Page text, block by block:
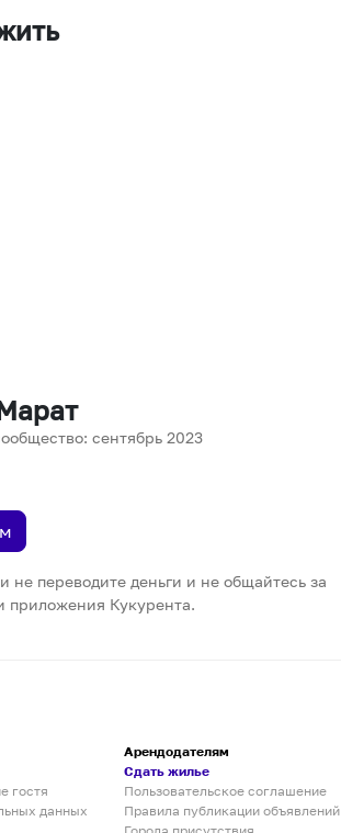
сентябрь 2023
не переводите деньги и не общайтесь за
приложения Кукурента.
гостя
данных
Арендодателям
Сдать жилье
Пользовательское соглашение
Правила публикации объявлений